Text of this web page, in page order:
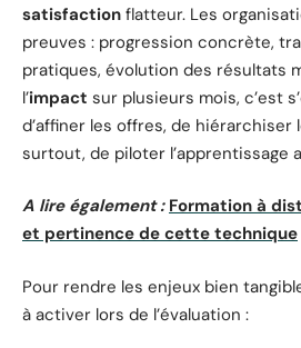
satisfaction flatteur. Les
preuves : progression concrète,
pratiques, évolution des résultats
l’impact sur plusieurs mois, c’est
d’affiner les offres, de hiérarchiser
surtout, de piloter l’apprentissage
A lire également : Formation à
et pertinence de cette technique
Pour rendre les enjeux bien
à activer lors de l’évaluation :